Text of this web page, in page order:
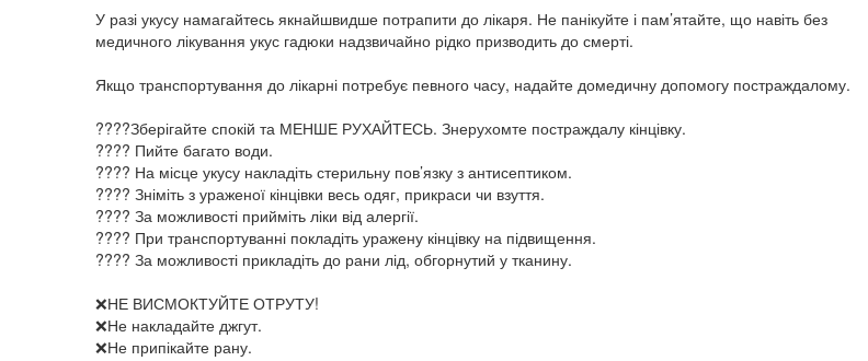
У разі укусу намагайтесь якнайшвидше потрапити до лікаря. Не панікуйте і пам’ятайте, що навіть без
медичного лікування укус гадюки надзвичайно рідко призводить до смерті.
Якщо транспортування до лікарні потребує певного часу, надайте домедичну допомогу постраждалому.
????Зберігайте спокій та МЕНШЕ РУХАЙТЕСЬ. Знерухомте постраждалу кінцівку.
???? Пийте багато води.
???? На місце укусу накладіть стерильну пов’язку з антисептиком.
???? Зніміть з ураженої кінцівки весь одяг, прикраси чи взуття.
???? За можливості прийміть ліки від алергії.
???? При транспортуванні покладіть уражену кінцівку на підвищення.
???? За можливості прикладіть до рани лід, обгорнутий у тканину.
❌НЕ ВИСМОКТУЙТЕ ОТРУТУ!
❌Не накладайте джгут.
❌Не припікайте рану.